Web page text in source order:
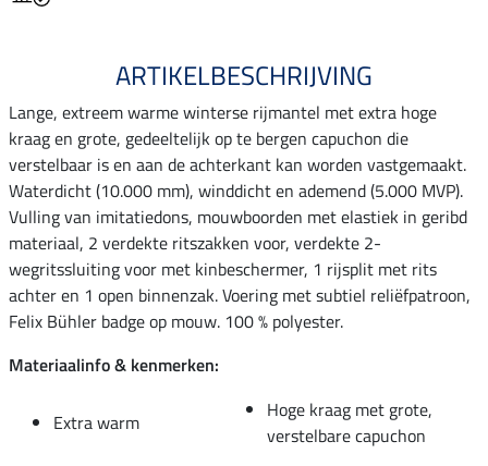
ARTIKELBESCHRIJVING
Lange, extreem warme winterse rijmantel met extra hoge
kraag en grote, gedeeltelijk op te bergen capuchon die
verstelbaar is en aan de achterkant kan worden vastgemaakt.
Waterdicht (10.000 mm), winddicht en ademend (5.000 MVP).
Vulling van imitatiedons, mouwboorden met elastiek in geribd
materiaal, 2 verdekte ritszakken voor, verdekte 2-
wegritssluiting voor met kinbeschermer, 1 rijsplit met rits
achter en 1 open binnenzak. Voering met subtiel reliëfpatroon,
Felix Bühler badge op mouw. 100 % polyester.
Materiaalinfo & kenmerken:
Extra warm
Hoge kraag met grote,
verstelbare capuchon